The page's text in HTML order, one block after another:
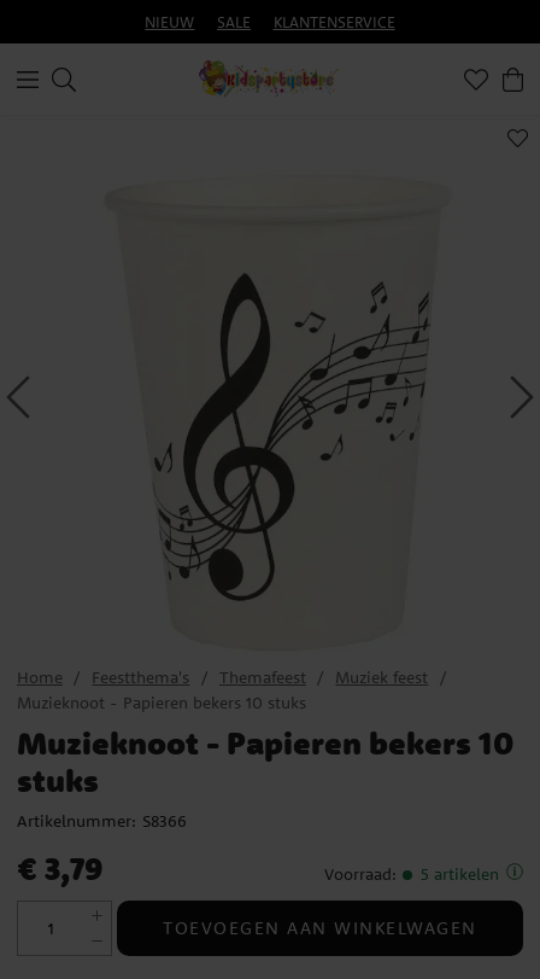
NIEUW SALE KLANTENSERVICE
Home Feestthema's Themafeest
Muziek feest
Muzieknoot - Papieren bekers 10 stuks
Muzieknoot - Papieren bekers 10
stuks
Artikelnummer: S8366
Prijs: € 3,79
€ 3,79 Voorraad: 5 artikelen
TOEVOEGEN AAN WINKELWAGEN